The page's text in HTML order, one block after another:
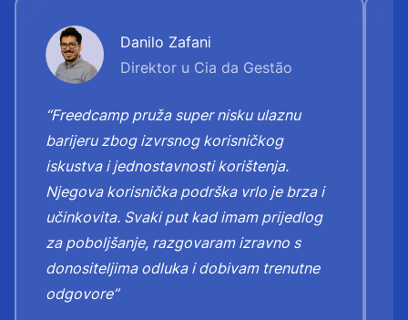
Danilo Zafani
Direktor u Cia da Gestão
“Freedcamp pruža super nisku ulaznu
barijeru zbog izvrsnog korisničkog
iskustva i jednostavnosti korištenja.
Njegova korisnička podrška vrlo je brza i
učinkovita. Svaki put kad imam prijedlog
za poboljšanje, razgovaram izravno s
donositeljima odluka i dobivam trenutne
odgovore”